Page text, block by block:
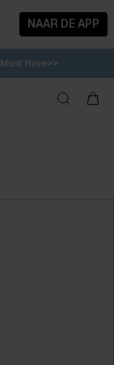
NAAR DE APP
Have>>